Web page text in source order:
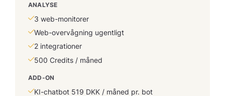
ANALYSE
3 web-monitorer
Web-overvågning ugentligt
2 integrationer
500 Credits / måned
ADD-ON
KI-chatbot 519 DKK / måned pr. bot